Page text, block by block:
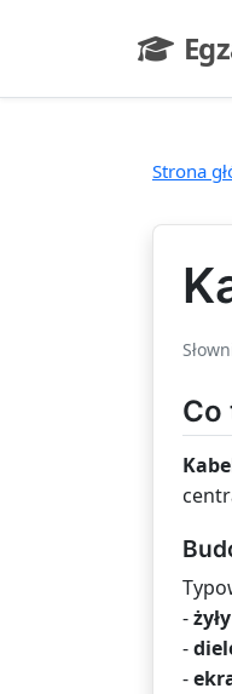
-
Strona
Co
-
-
-